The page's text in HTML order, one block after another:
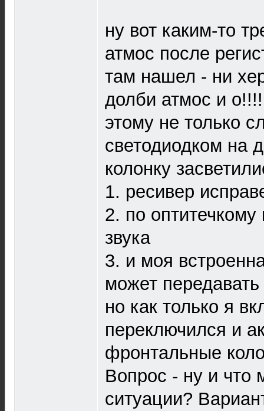
ну вот каким-то
атмос после
там нашел - ни
долби атмос и
этому не только
светодиодком на
колонку
1. ресивер
2. по
звука
3. и моя
может
но как только я
переключился и
фронтальные
Вопрос - ну и что
ситуации?